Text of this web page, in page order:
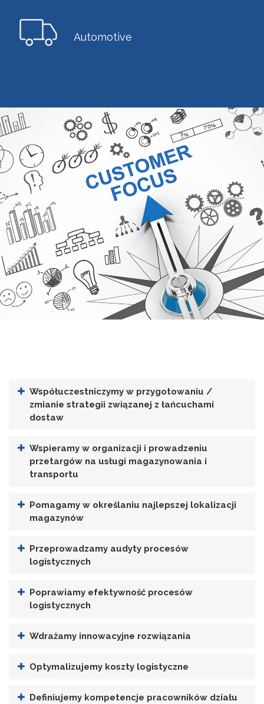
Automotive
Współuczestniczymy w przygotowaniu /
zmianie strategii związanej z łańcuchami
dostaw
Wspieramy w organizacji i prowadzeniu
przetargów na usługi magazynowania i
transportu
Pomagamy w określaniu najlepszej lokalizacji
magazynów
Przeprowadzamy audyty procesów
logistycznych
Poprawiamy efektywność procesów
logistycznych
Wdrażamy innowacyjne rozwiązania
Optymalizujemy koszty logistyczne
Definiujemy kompetencje pracowników działu